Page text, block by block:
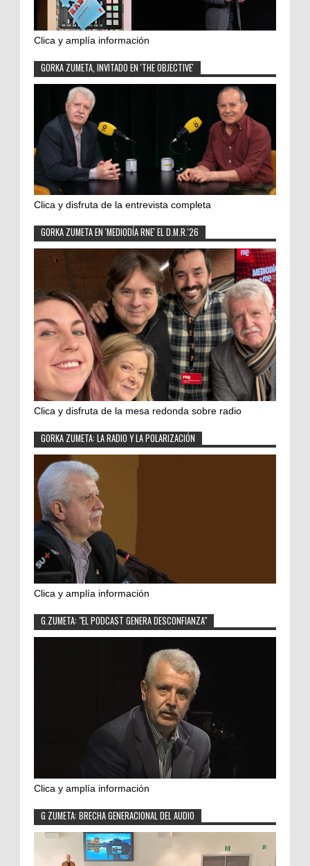
Clica y amplía información
GORKA ZUMETA, INVITADO EN 'THE OBJECTIVE'
Clica y disfruta de la entrevista completa
GORKA ZUMETA EN 'MEDIODÍA RNE' EL D.M.R.'26
Clica y disfruta de la mesa redonda sobre radio
GORKA ZUMETA: LA RADIO Y LA POLARIZACIÓN
Clica y amplía información
G.ZUMETA: "EL PODCAST GENERA DESCONFIANZA"
Clica y amplía información
G ZUMETA: BRECHA GENERACIONAL DEL AUDIO